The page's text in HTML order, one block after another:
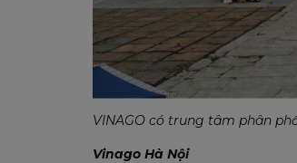
VINAGO có trung tâm phân
Vinago Hà Nội